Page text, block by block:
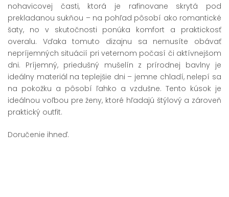
nohavicovej časti, ktorá je rafinovane skrytá pod
prekladanou sukňou – na pohľad pôsobí ako romantické
šaty, no v skutočnosti ponúka komfort a praktickosť
overalu. Vďaka tomuto dizajnu sa nemusíte obávať
nepríjemných situácií pri veternom počasí či aktívnejšom
dni. Príjemný, priedušný mušelín z prírodnej bavlny je
ideálny materiál na teplejšie dni – jemne chladí, nelepí sa
na pokožku a pôsobí ľahko a vzdušne. Tento kúsok je
ideálnou voľbou pre ženy, ktoré hľadajú štýlový a zároveň
praktický outfit.
Doručenie ihneď.